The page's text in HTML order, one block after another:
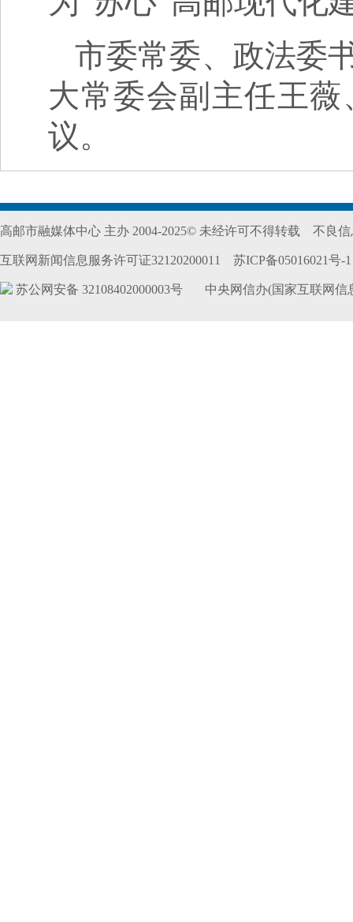
市委常委、政法委
大常委会副主任王
议。
高邮市融媒体中心 主办 2004-2025© 未经许可不得转载 不良信
互联网新闻信息服务许可证32120200011 苏ICP备05016021号-1
苏公网安备 32108402000003号 中央网信办(国家互联网